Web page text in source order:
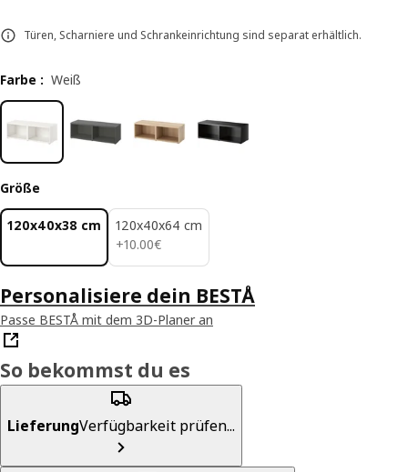
Türen, Scharniere und Schrankeinrichtung sind separat erhältlich.
Farbe : Weiß
Größe
120x40x38 cm
120x40x64 cm
+10.00€
10.00€
Personalisiere dein BESTÅ
Passe BESTÅ mit dem 3D-Planer an
So bekommst du es
LieferungVerfügbarkeit prüfen...